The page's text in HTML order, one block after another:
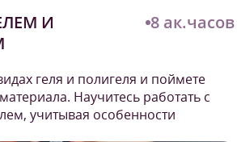
И
8 ак.часов
геля и полигеля и поймете
Научитесь работать с
учитывая особенности